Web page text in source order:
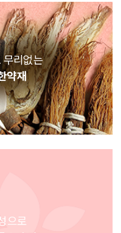
무리없는
약재
으로